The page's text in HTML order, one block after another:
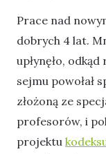
Prace nad
dobrych 4 lat.
upłynęło,
sejmu powołał
złożoną ze
profesorów, i
projektu